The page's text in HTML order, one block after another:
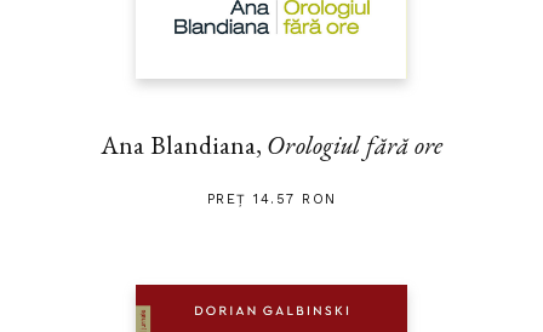
Ana Blandiana, Orologiul fără ore
PREȚ 14.57 RON